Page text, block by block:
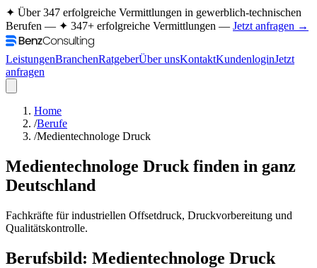
✦ Über 347 erfolgreiche Vermittlungen in gewerblich-technischen
Berufen — ✦ 347+ erfolgreiche Vermittlungen — Jetzt anfragen →
LeistungenBranchenRatgeberÜber unsKontaktKundenloginJetzt
anfragen
Home
/Berufe
/Medientechnologe Druck
Medientechnologe Druck finden in ganz
Deutschland
Fachkräfte für industriellen Offsetdruck, Druckvorbereitung und
Qualitätskontrolle.
Berufsbild: Medientechnologe Druck